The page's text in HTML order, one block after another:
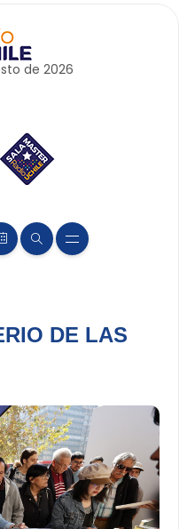
de 2026
DE LAS